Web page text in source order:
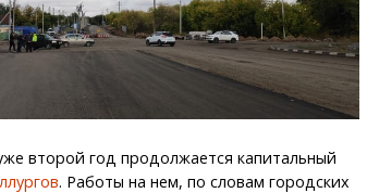
второй год продолжается капитальный
. Работы на нем, по словам городских